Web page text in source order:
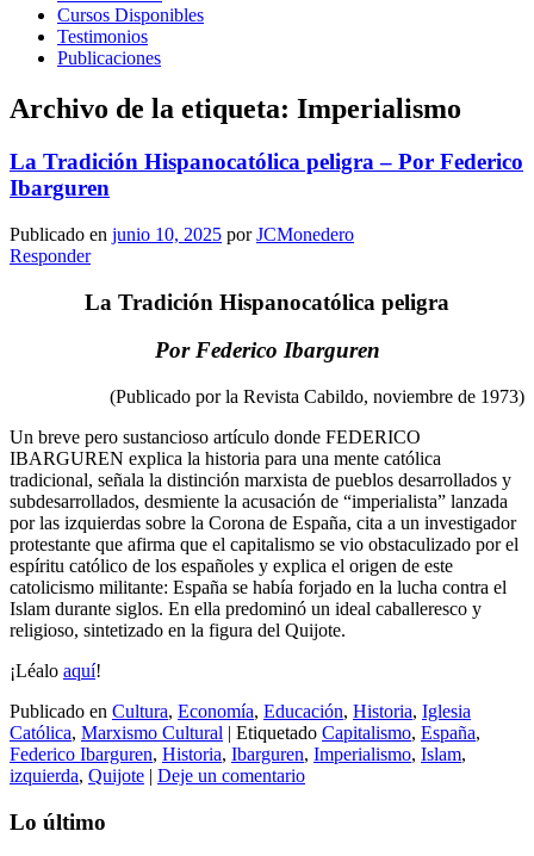
Cursos Disponibles
Testimonios
Publicaciones
Archivo de la etiqueta: Imperialismo
La Tradición Hispanocatólica peligra – Por Federico
Ibarguren
Publicado en junio 10, 2025 porJCMonedero
Responder
La Tradición Hispanocatólica peligra
Por Federico Ibarguren
(Publicado por la Revista Cabildo, noviembre de 1973)
Un breve pero sustancioso artículo donde FEDERICO
IBARGUREN explica la historia para una mente católica
tradicional, señala la distinción marxista de pueblos desarrollados y
subdesarrollados, desmiente la acusación de “imperialista” lanzada
por las izquierdas sobre la Corona de España, cita a un investigador
protestante que afirma que el capitalismo se vio obstaculizado por el
espíritu católico de los españoles y explica el origen de este
catolicismo militante: España se había forjado en la lucha contra el
Islam durante siglos. En ella predominó un ideal caballeresco y
religioso, sintetizado en la figura del Quijote.
¡Léalo aquí!
Publicado en Cultura, Economía, Educación, Historia, Iglesia
Católica, Marxismo Cultural | Etiquetado Capitalismo, España,
Federico Ibarguren, Historia, Ibarguren, Imperialismo, Islam,
izquierda, Quijote | Deje un comentario
Lo último